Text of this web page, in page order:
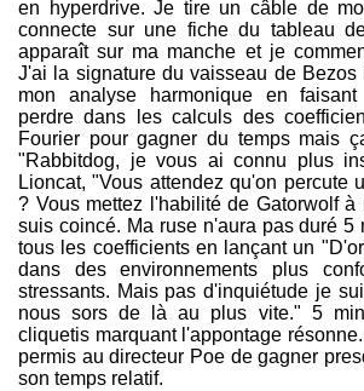
en hyperdrive. Je tire un câble de
connecte sur une fiche du tableau
apparaît sur ma manche et je
J'ai la signature du vaisseau de Bezos
mon analyse harmonique en
perdre dans les calculs des
Fourier pour gagner du temps mais
"Rabbitdog, je vous ai connu plus
Lioncat, "Vous attendez qu'on percute
? Vous mettez l'habilité de Gatorwolf à
suis coincé. Ma ruse n'aura pas duré 5
tous les coefficients en lançant un
dans des environnements plus
stressants. Mais pas d'inquiétude je
nous sors de là au plus vite." 5
cliquetis marquant l'appontage
permis au directeur Poe de gagner
son temps relatif.